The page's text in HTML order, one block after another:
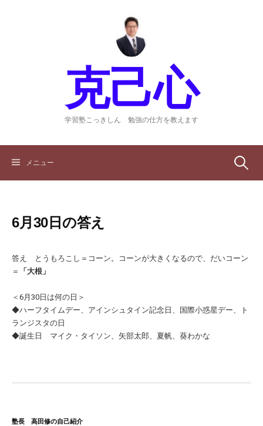
克己心
学習塾こっきしん 勉強の仕方を教えます
メニュー 検
6月30日の答え
答え とうもろこし＝コーン。コーンが大きくなるので、だいコーン
＝
「大根」
＜6月30日は何の日＞
◆ハーフタイムデー、アインシュタイン記念日、国際小惑星デー、ト
ランジスタの日
◆誕生日 マイク・タイソン、矢部太郎、夏帆、葵わかな
塾長 高田修の自己紹介